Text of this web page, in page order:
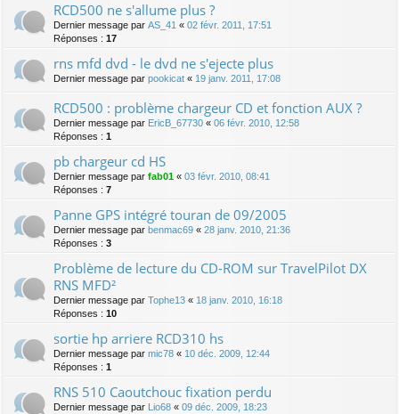
RCD500 ne s'allume plus ?
Dernier message par AS_41 « 02 févr. 2011, 17:51
Réponses : 17
rns mfd dvd - le dvd ne s'ejecte plus
Dernier message par pookicat « 19 janv. 2011, 17:08
RCD500 : problème chargeur CD et fonction AUX ?
Dernier message par EricB_67730 « 06 févr. 2010, 12:58
Réponses : 1
pb chargeur cd HS
Dernier message par fab01 « 03 févr. 2010, 08:41
Réponses : 7
Panne GPS intégré touran de 09/2005
Dernier message par benmac69 « 28 janv. 2010, 21:36
Réponses : 3
Problème de lecture du CD-ROM sur TravelPilot DX
RNS MFD²
Dernier message par Tophe13 « 18 janv. 2010, 16:18
Réponses : 10
sortie hp arriere RCD310 hs
Dernier message par mic78 « 10 déc. 2009, 12:44
Réponses : 1
RNS 510 Caoutchouc fixation perdu
Dernier message par Lio68 « 09 déc. 2009, 18:23